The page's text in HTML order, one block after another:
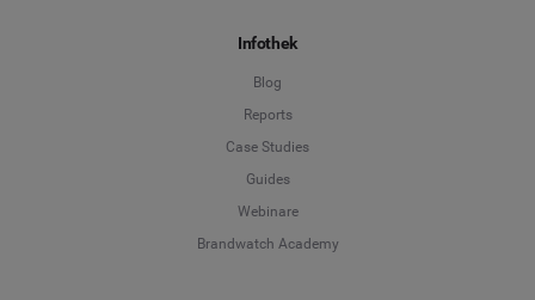
Infothek
Blog
Reports
Case Studies
Guides
Webinare
Brandwatch Academy